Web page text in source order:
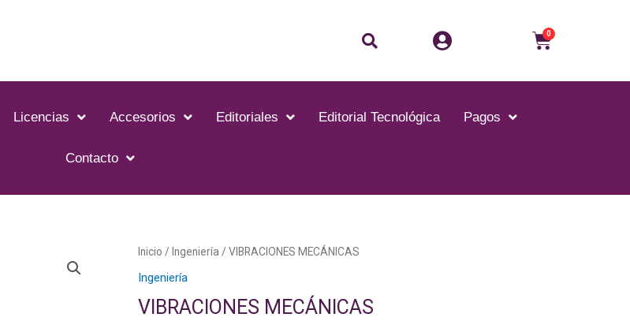
Buscar 0Carrito
Licencias Accesorios Editoriales Editorial Tecnológica Pagos
Contacto
Inicio / Ingeniería / VIBRACIONES MECÁNICAS
Ingeniería
VIBRACIONES MECÁNICAS